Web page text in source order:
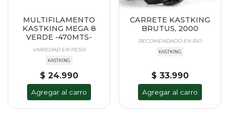
MULTIFILAMENTO
KASTKING MEGA 8
VERDE -470MTS-
VARIEDAD EN PESO
KASTKING
$ 24.990
Agregar al carro
CARRETE KASTKING
BRUTUS, 2000
RECOMENDADO EN RIO
KASTKING
$ 33.990
Agregar al carro